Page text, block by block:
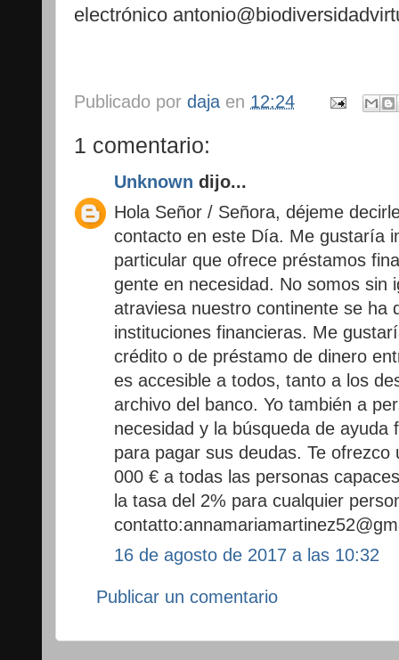
electrónico
Publicado por daja en 12:24
1 comentario:
Unknown dijo...
Hola Señor / Señora, déjeme
contacto en este Día. Me gustaría
particular que ofrece préstamos
gente en necesidad. No somos sin
atraviesa nuestro continente se ha
instituciones financieras. Me
crédito o de préstamo de dinero
es accesible a todos, tanto a los
archivo del banco. Yo también a
necesidad y la búsqueda de ayuda
para pagar sus deudas. Te
000 € a todas las personas
la tasa del 2% para cualquier
16 de agosto de 2017 a las 10:32
Publicar un comentario